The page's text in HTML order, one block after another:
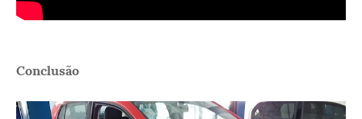
Conclusão